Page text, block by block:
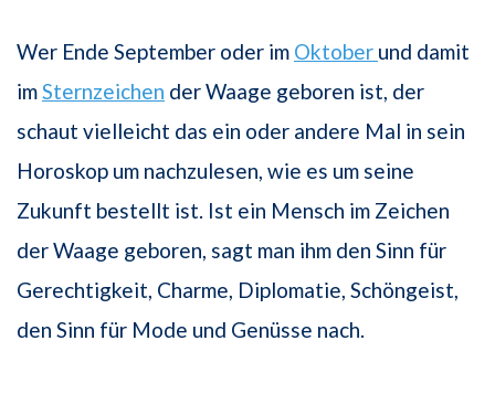
Wer Ende September oder im Oktober und damit
imSternzeichen der Waage geboren ist, der
schaut vielleicht das ein oder andere Mal in sein
Horoskop um nachzulesen, wie es um seine
Zukunft bestellt ist. Ist ein Mensch im Zeichen
der Waage geboren, sagt man ihm den Sinn für
Gerechtigkeit, Charme, Diplomatie, Schöngeist,
den Sinn für Mode und Genüsse nach.